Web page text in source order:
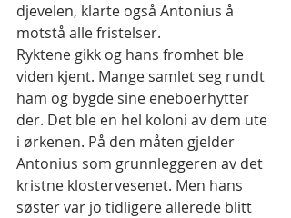
djevelen, klarte også Antonius å
motstå alle fristelser.
Ryktene gikk og hans fromhet ble
viden kjent. Mange samlet seg rundt
ham og bygde sine eneboerhytter
der. Det ble en hel koloni av dem ute
i ørkenen. På den måten gjelder
Antonius som grunnleggeren av det
kristne klostervesenet. Men hans
søster var jo tidligere allerede blitt